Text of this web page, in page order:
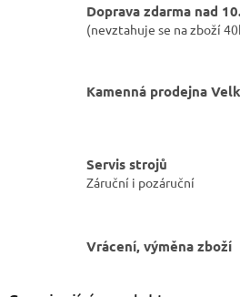
Doprava zdarma nad
(nevztahuje se na zboží
Kamenná prodejna
Servis strojů
Záruční i pozáruční
Vrácení, výměna zboží